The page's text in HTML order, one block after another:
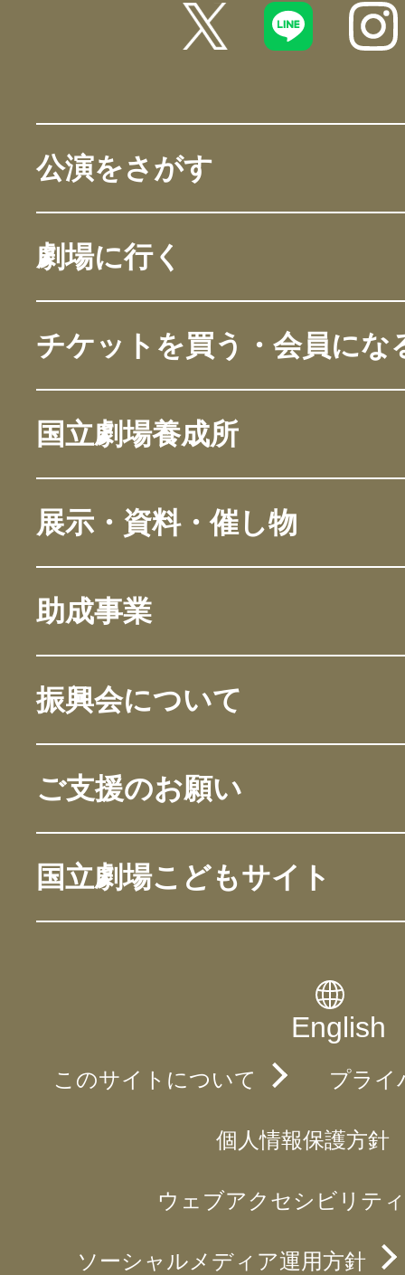
公演をさがす
劇場に行く
チケットを買う・会員にな
国立劇場養成所
展示・資料・催し物
助成事業
振興会について
ご支援のお願い
国立劇場こどもサイト
English
このサイトについて プライ
個人情報保護方針
ウェブアクセシビリテ
ソーシャルメディア運用方針